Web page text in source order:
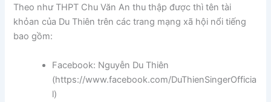
Theo như THPT Chu Văn An thu thập được thì tên tài
khỏan của Du Thiên trên các trang mạng xã hội nổi tiếng
bao gồm:
Facebook: Nguyễn Du Thiên
(https://www.facebook.com/DuThienSingerOfficia
l)